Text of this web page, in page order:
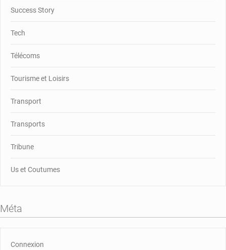
Success Story
Tech
Télécoms
Tourisme et Loisirs
Transport
Transports
Tribune
Us et Coutumes
Méta
Connexion